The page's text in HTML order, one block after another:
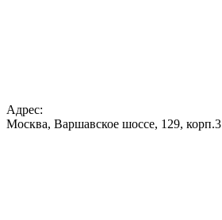
Адрес:
Москва, Варшавское шоссе, 129, корп.3